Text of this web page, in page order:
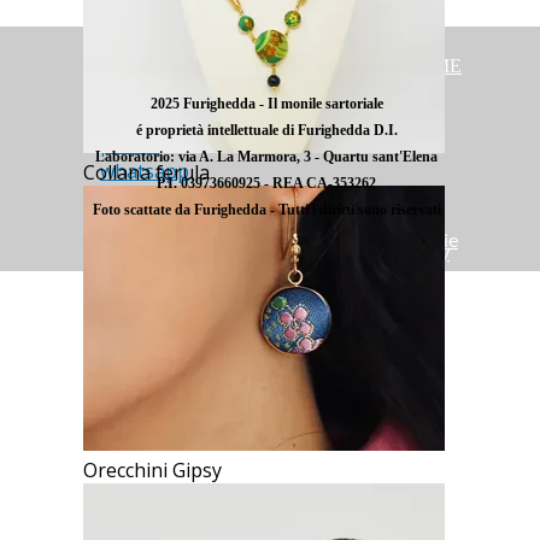
2025 Furighedda - Il monile sartoriale
é proprietà intellettuale di Furighedda D.I.
Laboratorio: via A. La Marmora, 3 - Quartu sant'Elena
P.I. 03973660925 - REA CA-353262
Foto scattate da Furighedda - Tutti i diritti sono riservati
facebook
instagram
phone
whatsapp
HOME
Cookie
policy
Collana ferula
Orecchini Gipsy